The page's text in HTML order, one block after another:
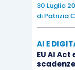
30 Luglio
di Patrizia
AI E
EU AI